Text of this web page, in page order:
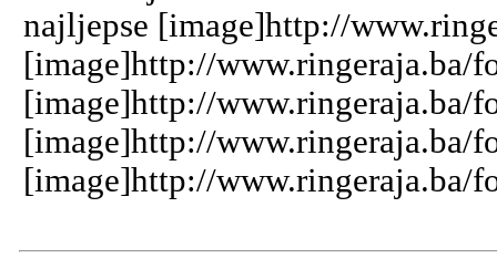
najljepse [image]http://
[image]http://www.ringeraja.ba/
[image]http://www.ringeraja.ba/
[image]http://www.ringeraja.ba/
[image]http://www.ringeraja.ba/